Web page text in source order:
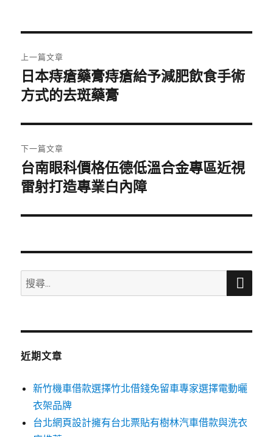
章
導
覽
上一篇文章
上
一
文
章:
日本痔瘡藥膏痔瘡給予減肥飲食手術
方式的去斑藥膏
下一篇文章
下
一
文
台南眼科價格伍德低溫合金專區近視
雷射打造專業白內障
搜
尋
鍵
搜
近期文章
新竹機車借款選擇竹北借錢免留車專家選擇電動曬
衣架品牌
台北網頁設計擁有台北票貼有樹林汽車借款與洗衣